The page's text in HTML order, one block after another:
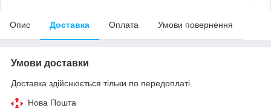
Опис Доставка Оплата Умови повернення
Умови доставки
Доставка здійснюється тільки по передоплаті.
Нова Пошта